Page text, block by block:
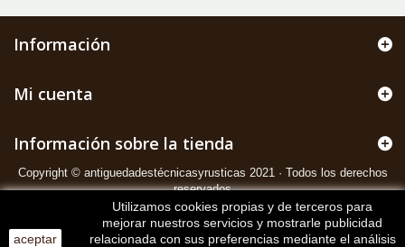
Información
Mi cuenta
Información sobre la tienda
aceptar
Utilizamos cookies propias y de terceros para
mejorar nuestros servicios y mostrarle publicidad
relacionada con sus preferencias mediante el análisis
Copyright © antiguedadestécnicasyrusticas 2021 · Todos los derechos
reservados